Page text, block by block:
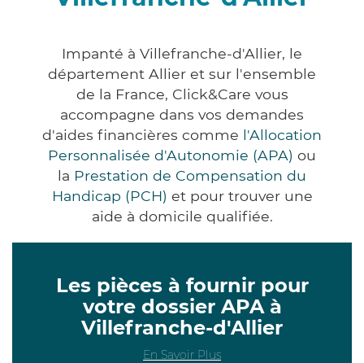
Impanté à Villefranche-d'Allier, le
département Allier et sur l'ensemble
de la France, Click&Care vous
accompagne dans vos demandes
d'aides financières comme l'Allocation
Personnalisée d'Autonomie (APA) ou
la Prestation de Compensation du
Handicap (PCH) et pour trouver une
aide à domicile qualifiée.
Les pièces à fournir pour
votre dossier APA à
Villefranche-d'Allier
En Savoir Plus